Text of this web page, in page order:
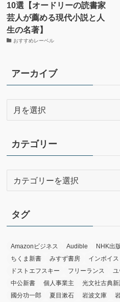
10選【オードリーの読書家
芸人が薦める現代小説と人
生の名著】
おすすめレーベル
アーカイブ
イ
ブ
カテゴリー
リ
ー
タグ
Amazonビジネス Audible NHK出
ちくま新書
みすず書房 インボイス
ドストエフスキー
フリーランス
中公新書
個人事業主 光文社古典
國分功一郎
夏目漱石 岩波文庫